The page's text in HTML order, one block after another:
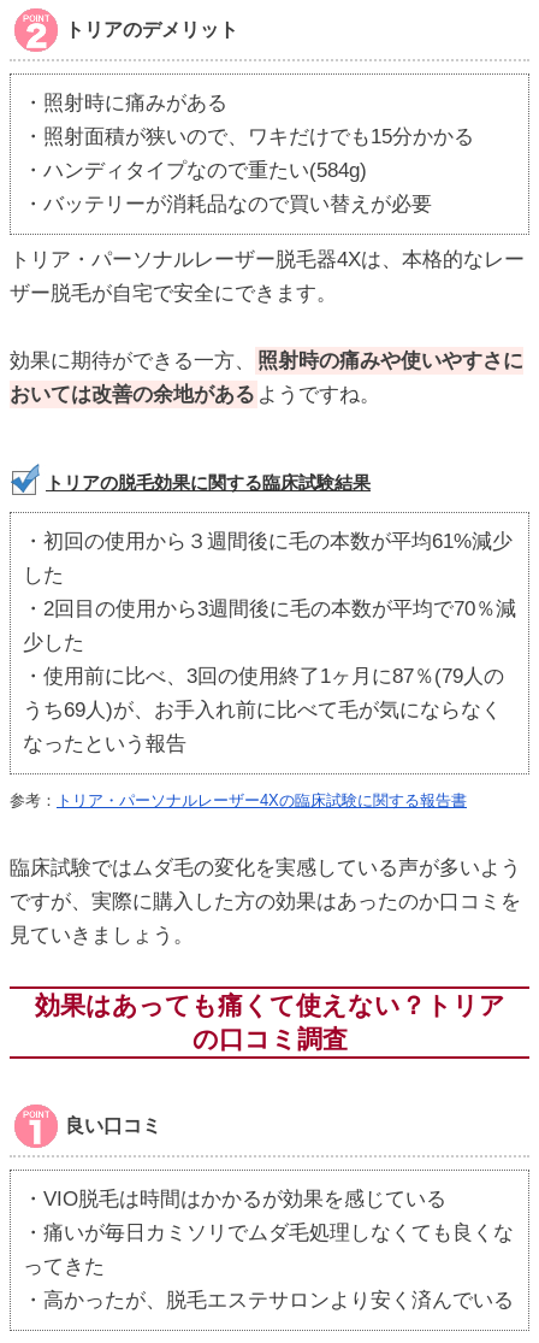
トリアのデメリット
・照射時に痛みがある
・照射面積が狭いので、ワキだけでも15分かかる
・ハンディタイプなので重たい(584g)
・バッテリーが消耗品なので買い替えが必要
トリア・パーソナルレーザー脱毛器4Xは、本格的なレー
ザー脱毛が自宅で安全にできます。
効果に期待ができる一方、
照射時の痛みや使いやすさに
おいては改善の余地がある ようですね。
トリアの脱毛効果に関する臨床試験結果
・初回の使用から３週間後に毛の本数が平均61%減少
した
・2回目の使用から3週間後に毛の本数が平均で70％減
少した
・使用前に比べ、3回の使用終了1ヶ月に87％(79人の
うち69人)が、お手入れ前に比べて毛が気にならなく
なったという報告
参考： トリア・パーソナルレーザー4Xの臨床試験に関する報告書
臨床試験ではムダ毛の変化を実感している声が多いよう
ですが、実際に購入した方の効果はあったのか口コミを
見ていきましょう。
効果はあっても痛くて使えない？トリア
の口コミ調査
良い口コミ
・VIO脱毛は時間はかかるが効果を感じている
・痛いが毎日カミソリでムダ毛処理しなくても良くな
ってきた
・高かったが、脱毛エステサロンより安く済んでいる